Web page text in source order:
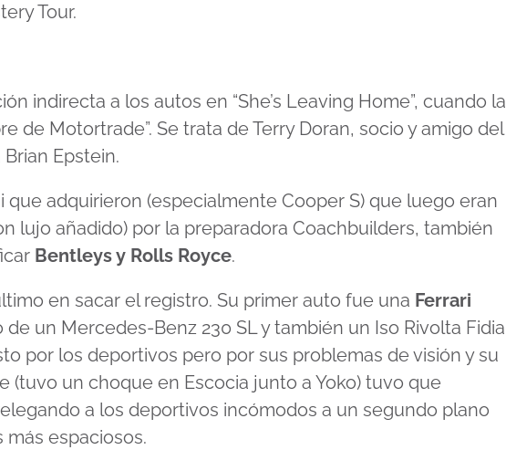
Tour.
indirecta a los autos en “She’s Leaving Home”, cuando la
de Motortrade”. Se trata de Terry Doran, socio y amigo del
Epstein.
que adquirieron (especialmente Cooper S) que luego eran
lujo añadido) por la preparadora Coachbuilders, también
Bentleys y Rolls Royce.
en sacar el registro. Su primer auto fue una Ferrari
de un Mercedes-Benz 230 SL y también un Iso Rivolta Fidia
por los deportivos pero por sus problemas de visión y su
(tuvo un choque en Escocia junto a Yoko) tuvo que
a los deportivos incómodos a un segundo plano
espaciosos.